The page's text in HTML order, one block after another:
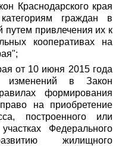
Краснодарского края
граждан в
привлечения их к
кооперативах на
от 10 июня 2015 года
в Закон
формирования
на приобретение
построенного или
Федерального
жилищного